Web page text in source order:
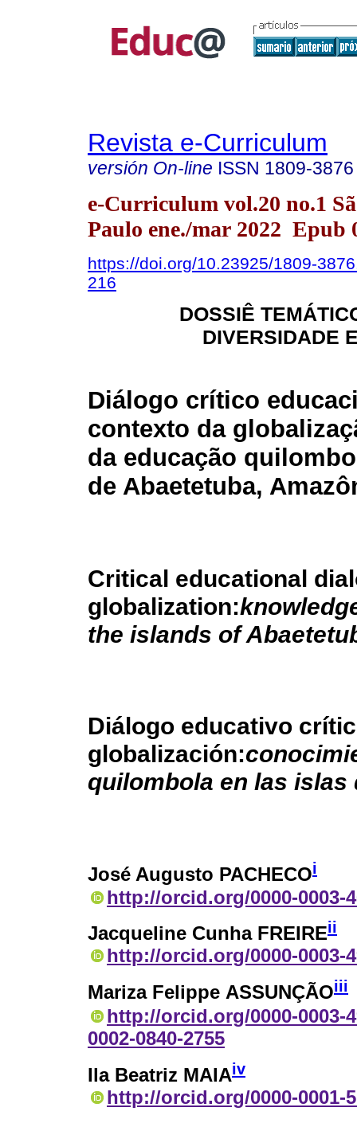
Revista e-Curriculum
versión On-line ISSN 1809-3876
e-Curriculum vol.20 no.1
Paulo ene./mar 2022 Epub
https://doi.org/10.23925/1809-
216
DOSSIÊ
DIVERSIDADE
Diálogo crítico
contexto da
da educação
de Abaetetuba,
Critical educational
globalization:
the islands of
Diálogo educativo
globalización:
quilombola en las islas
José Augusto PACHECOi
http://orcid.org/0000-0003-
Jacqueline Cunha FREIREii
http://orcid.org/0000-0003-
Mariza Felippe ASSUNÇÃOiii
http://orcid.org/0000-0003-
0002-0840-2755
Ila Beatriz MAIAiv
http://orcid.org/0000-0001-